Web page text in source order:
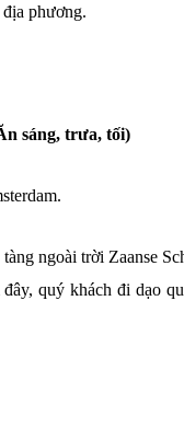
phương.
sáng, trưa, tối)
ngoài trời Zaanse
quý khách đi dạo